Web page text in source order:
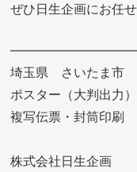
ぜひ日生企画にお任
——————————
埼玉県 さいたま市
ポスター（大判出力
複写伝票・封筒印刷
株式会社日生企画